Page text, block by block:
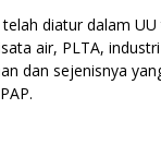
diatur dalam
air, PLTA,
dan sejenisnya